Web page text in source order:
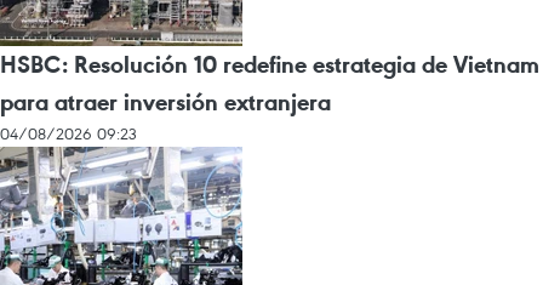
HSBC: Resolución 10 redefine estrategia de Vietnam
para atraer inversión extranjera
04/08/2026 09:23